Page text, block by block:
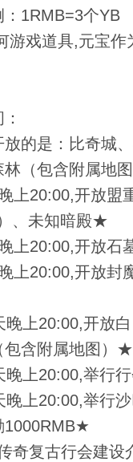
：1RMB=3个YB
游戏道具,元宝作
的是：比奇城
林（包含附属地
上20:00,开放盟
、未知暗殿★
上20:00,开放石
上20:00,开放封
上20:00,开放
包含附属地图）★
上20:00,举行
上20:00,举行
1000RMB★
奇复古行会建设